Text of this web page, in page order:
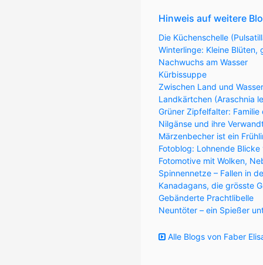
Hinweis auf weitere
Die Küchenschelle
Winterlinge: Kleine
Nachwuchs am Wasser
Kürbissuppe
Zwischen Land und
Landkärtchen (Araschnia
Grüner Zipfelfalter: Familie
Nilgänse und ihre
Märzenbecher ist ein
Fotoblog: Lohnende
Fotomotive mit Wolken,
Spinnennetze – Fallen in
Kanadagans, die grösste
Gebänderte Prachtlibelle
Neuntöter – ein Spießer
Alle Blogs von Faber